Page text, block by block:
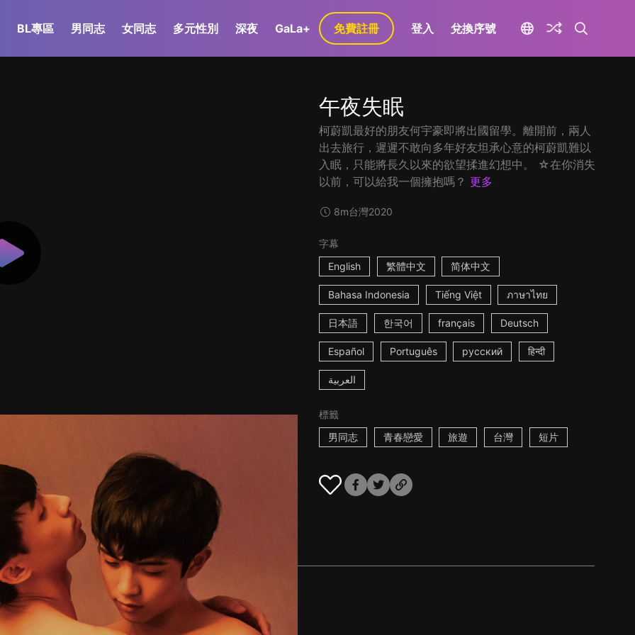
BL專區 男同志 女同志 多元性別 深夜 GaLa+ 免費註冊 登入 兌換序號
午夜失眠
柯蔚凱最好的朋友何宇豪即將出國留學。離開前，兩人
出去旅行，遲遲不敢向多年好友坦承心意的柯蔚凱難以
入眠，只能將長久以來的欲望揉進幻想中。 ☆在你消失
以前，可以給我一個擁抱嗎？ 更多
8m台灣2020
字幕
English
繁體中文 简体中文
Bahasa Indonesia Tiếng Việt ภาษาไทย
日本語 한국어 français Deutsch
Español Português русский हिन्दी
العربية
標籤
男同志
青春戀愛 旅遊 台灣 短片